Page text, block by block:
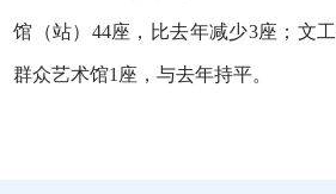
馆（站）44座，比去年减少3座；文
群众艺术馆1座，与去年持平。